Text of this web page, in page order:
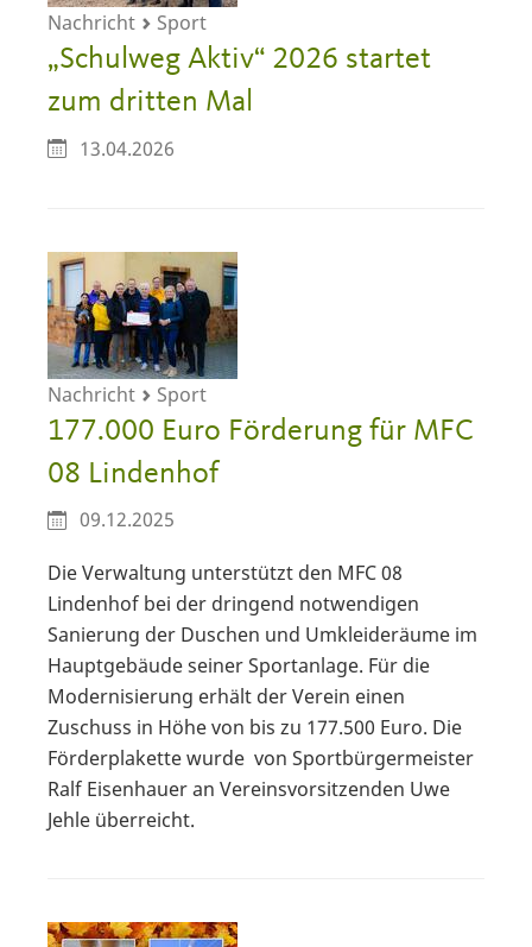
Nachricht Sport
„Schulweg Aktiv“ 2026 startet
zum dritten Mal
13.04.2026
Nachricht Sport
177.000 Euro Förderung für MFC
08 Lindenhof
09.12.2025
Die Verwaltung unterstützt den MFC 08
Lindenhof bei der dringend notwendigen
Sanierung der Duschen und Umkleideräume im
Hauptgebäude seiner Sportanlage. Für die
Modernisierung erhält der Verein einen
Zuschuss in Höhe von bis zu 177.500 Euro. Die
Förderplakette wurde von Sportbürgermeister
Ralf Eisenhauer an Vereinsvorsitzenden Uwe
Jehle überreicht.